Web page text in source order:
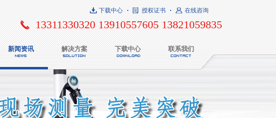
在线咨询
授权证书
下载中心
13311330320 13910557605 13821059835
新闻资讯 解决方案 下载中心 联系我们